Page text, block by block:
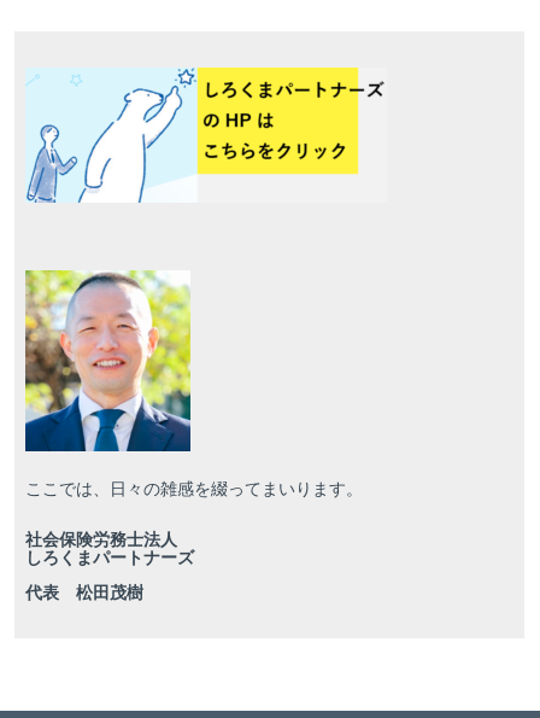
ここでは、日々の雑感を綴ってまいります。
社会保険労務士法人
しろくまパートナーズ
代表 松田茂樹